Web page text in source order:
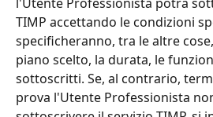
TIMP accettando le condizioni
specificheranno, tra le altre
piano scelto, la durata, le
sottoscritti. Se, al contrario,
prova l'Utente Professionista